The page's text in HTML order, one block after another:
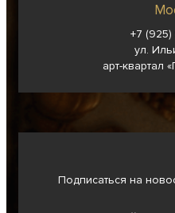
+7
ул.
арт-квартал
Подписаться на